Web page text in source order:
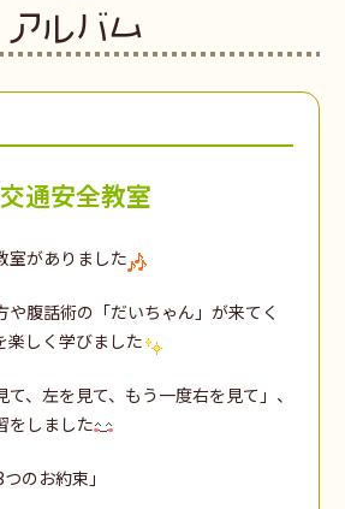
アルバム
交通安全教室
室がありました
や腹話術の「だいちゃん」が来てく
楽しく学びました
、左を見て、もう一度右を見て」、
をしました
つのお約束」